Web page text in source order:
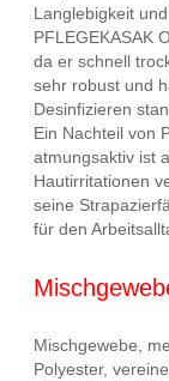
Langlebigkeit
PFLEGEKASAK
da er schnell
sehr robust und
Desinfizieren
Ein Nachteil von
atmungsaktiv ist
Hautirritationen
seine
für den
Mischgewebe,
Polyester,